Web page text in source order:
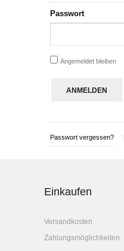
Passwort
Angemeldet bleiben
Passwort vergessen?
Einkaufen
Versandkosten
Zahlungsmöglichkeiten